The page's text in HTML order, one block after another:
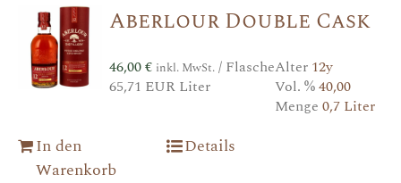
Aberlour Double Cask
46,00€ inkl. MwSt./ Flasche
65,71 EUR Liter
Alter 12y
Vol. %40,00
Menge 0,7 Liter
In den
Warenkorb
Details